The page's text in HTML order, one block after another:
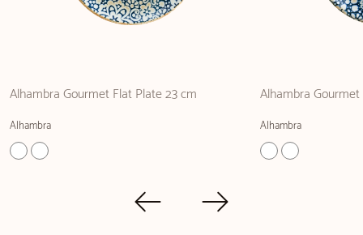
Alhambra Gourmet Flat Plate 23 cm
Alhambra
Alhambra
Alhambra